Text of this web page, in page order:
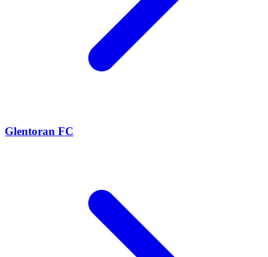
Glentoran FC